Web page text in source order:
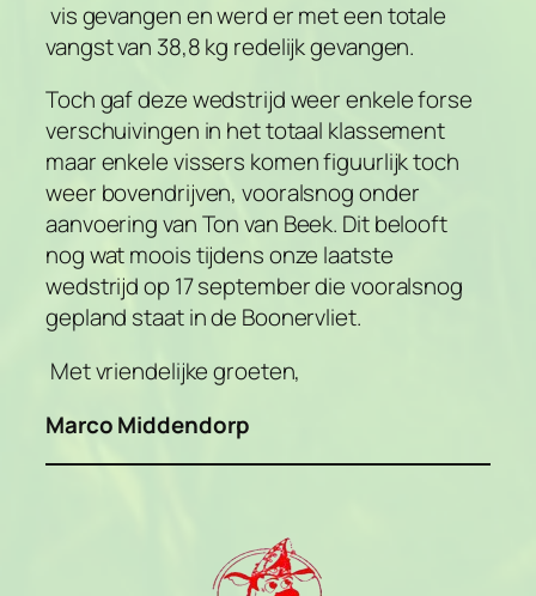
vis gevangen en werd er met een totale
vangst van 38,8 kg redelijk gevangen.
Toch gaf deze wedstrijd weer enkele forse
verschuivingen in het totaal klassement
maar enkele vissers komen figuurlijk toch
weer bovendrijven, vooralsnog onder
aanvoering van Ton van Beek. Dit belooft
nog wat moois tijdens onze laatste
wedstrijd op 17 september die vooralsnog
gepland staat in de Boonervliet.
Met vriendelijke groeten,
Marco Middendorp